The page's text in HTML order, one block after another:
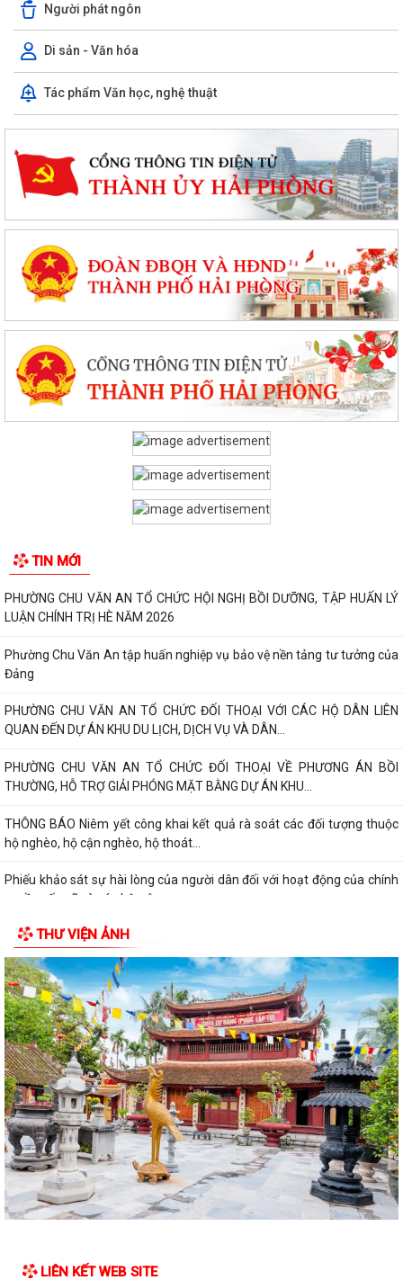
Người phát ngôn
Di sản - Văn hóa
Tác phẩm Văn học, nghệ thuật
TIN MỚI
PHƯỜNG CHU VĂN AN TỔ CHỨC HỘI NGHỊ BỒI DƯỠNG, TẬP HUẤN LÝ
LUẬN CHÍNH TRỊ HÈ NĂM 2026
Phường Chu Văn An tập huấn nghiệp vụ bảo vệ nền tảng tư tưởng của
Đảng
PHƯỜNG CHU VĂN AN TỔ CHỨC ĐỐI THOẠI VỚI CÁC HỘ DÂN LIÊN
QUAN ĐẾN DỰ ÁN KHU DU LỊCH, DỊCH VỤ VÀ DÂN...
PHƯỜNG CHU VĂN AN TỔ CHỨC ĐỐI THOẠI VỀ PHƯƠNG ÁN BỒI
THƯỜNG, HỖ TRỢ GIẢI PHÓNG MẶT BẰNG DỰ ÁN KHU...
THÔNG BÁO Niêm yết công khai kết quả rà soát các đối tượng thuộc
hộ nghèo, hộ cận nghèo, hộ thoát...
Phiếu khảo sát sự hài lòng của người dân đối với hoạt động của chính
quyền cấp xã và cán bộ, công...
THƯ VIỆN ẢNH
LIÊN KẾT WEB SITE